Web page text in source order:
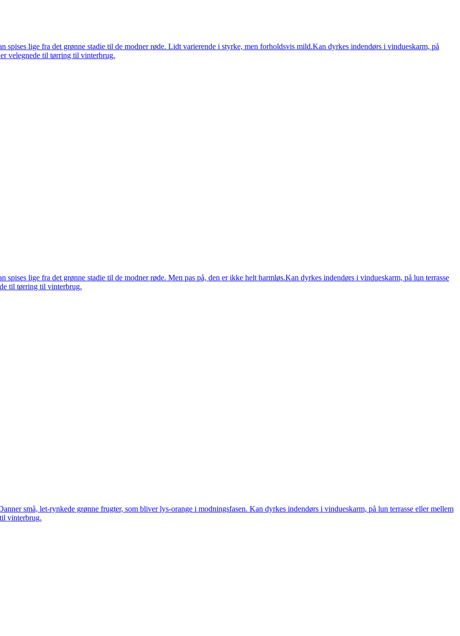
spises lige fra det grønne stadie til de modner røde. Lidt varierende i styrke, men forholdsvis mild.Kan dyrkes indendørs i vindueskarm, på
velegnede til tørring til vinterbrug.
lige fra det grønne stadie til de modner røde. Men pas på, den er ikke helt harmløs.Kan dyrkes indendørs i vindueskarm, på lun terrasse
til tørring til vinterbrug.
små, let-rynkede grønne frugter, som bliver lys-orange i modningsfasen. Kan dyrkes indendørs i vindueskarm, på lun terrasse eller mellem
vinterbrug.